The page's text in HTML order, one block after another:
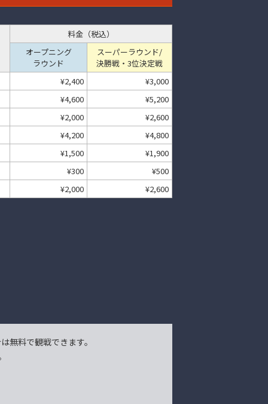
料金（税込）
オープニング
ラウンド
スーパーラウンド/
決勝戦・3位決定戦
¥2,400
¥3,000
¥4,600
¥5,200
¥2,000
¥2,600
¥4,200
¥4,800
¥1,500
¥1,900
¥300
¥500
¥2,000 ¥2,600
無料で観戦できます。